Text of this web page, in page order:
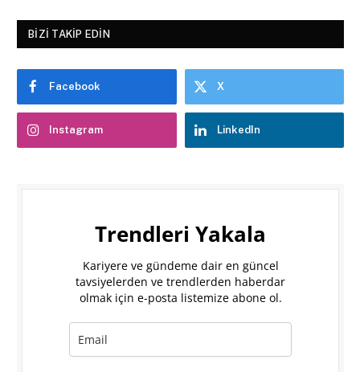
BIZI TAKIP EDIN
Facebook X
Instagram LinkedIn
Trendleri Yakala
Kariyere ve gündeme dair en güncel
tavsiyelerden ve trendlerden haberdar
olmak için e-posta listemize abone ol.